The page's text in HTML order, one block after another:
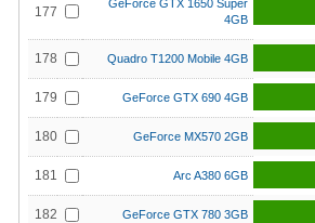
177
GeForce GTX 1650 Super
4GB
178 Quadro T1200 Mobile 4GB
179 GeForce GTX 690 4GB
180 GeForce MX570 2GB
181 Arc A380 6GB
182 GeForce GTX 780 3GB